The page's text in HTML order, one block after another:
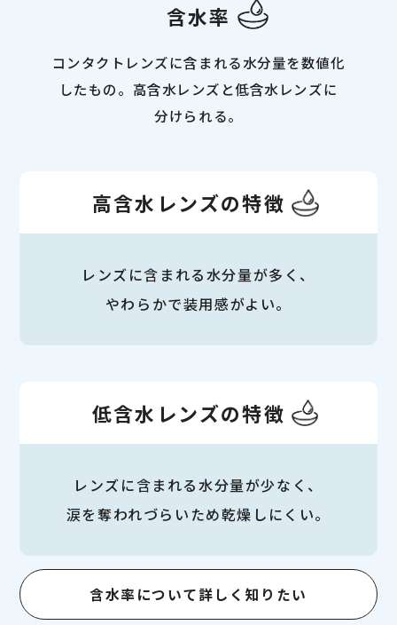
含水率
コンタクトレンズに含まれる水分量を数値化
したもの。高含水レンズと低含水レンズに
分けられる。
高含水レンズの特徴
レンズに含まれる水分量が多く、
やわらかで装用感がよい。
低含水レンズの特徴
レンズに含まれる水分量が少なく、
涙を奪われづらいため乾燥しにくい。
含水率について詳しく知りたい